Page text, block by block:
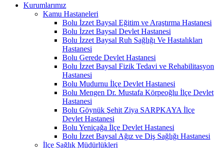
Kurumlarımız
Kamu Hastaneleri
Bolu İzzet Baysal Eğitim ve Araştırma Hastanesi
Bolu İzzet Baysal Devlet Hastanesi
Bolu İzzet Baysal Ruh Sağlığı Ve Hastalıkları
Hastanesi
Bolu Gerede Devlet Hastanesi
Bolu İzzet Baysal Fizik Tedavi ve Rehabilitasyon
Hastanesi
Bolu Mudurnu İlçe Devlet Hastanesi
Bolu Mengen Dr. Mustafa Körpeoğlu İlçe Devlet
Hastanesi
Bolu Göynük Şehit Ziya SARPKAYA İlçe
Devlet Hastanesi
Bolu Yeniçağa İlçe Devlet Hastanesi
Bolu İzzet Baysal Ağız ve Diş Sağlığı Hastanesi
İlçe Sağlık Müdürlükleri